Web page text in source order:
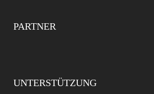
PARTNER
UNTERSTÜTZUNG